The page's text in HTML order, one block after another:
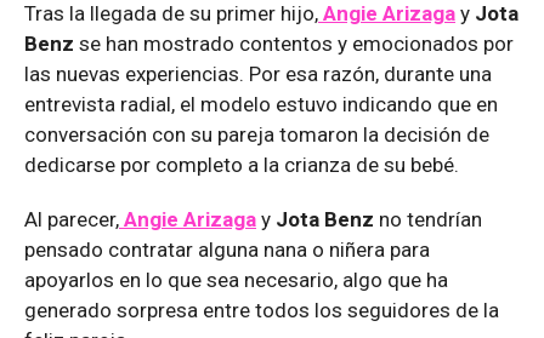
Tras la llegada de su primer hijo, Angie Arizaga y Jota
Benz se han mostrado contentos y emocionados por
las nuevas experiencias. Por esa razón, durante una
entrevista radial, el modelo estuvo indicando que en
conversación con su pareja tomaron la decisión de
dedicarse por completo a la crianza de su bebé.
Al parecer, Angie Arizaga y Jota Benz no tendrían
pensado contratar alguna nana o niñera para
apoyarlos en lo que sea necesario, algo que ha
generado sorpresa entre todos los seguidores de la